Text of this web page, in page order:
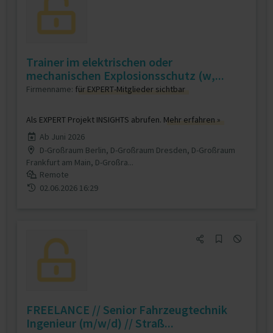
Trainer im elektrischen oder
mechanischen Explosionsschutz (w,...
Firmenname: für EXPERT-Mitglieder sichtbar
Als EXPERT Projekt INSIGHTS abrufen. Mehr erfahren »
Ab Juni 2026
D-Großraum Berlin, D-Großraum Dresden, D-Großraum
Frankfurt am Main, D-Großra...
Remote
02.06.2026 16:29
FREELANCE // Senior Fahrzeugtechnik
Ingenieur (m/w/d) // Straß...